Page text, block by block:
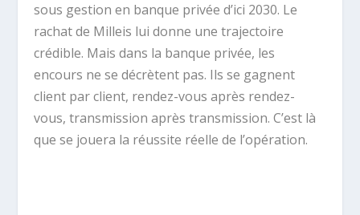
sous gestion en banque privée d’ici 2030. Le
rachat de Milleis lui donne une trajectoire
crédible. Mais dans la banque privée, les
encours ne se décrètent pas. Ils se gagnent
client par client, rendez-vous après rendez-
vous, transmission après transmission. C’est là
que se jouera la réussite réelle de l’opération.